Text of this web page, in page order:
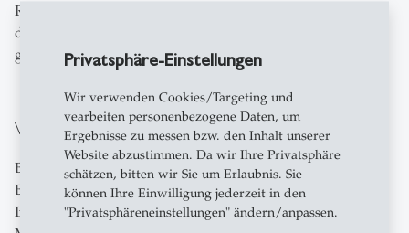
Privatsphäre-Einstellungen
Wir verwenden Cookies/Targeting und
vearbeiten personenbezogene Daten, um
Ergebnisse zu messen bzw. den Inhalt unserer
Website abzustimmen. Da wir Ihre Privatsphäre
schätzen, bitten wir Sie um Erlaubnis. Sie
können Ihre Einwilligung jederzeit in den
"Privatsphäreneinstellungen" ändern/anpassen.
Ranking der «Financial Times» vor. Bieger setzte sich für
die regionale Verankerung der HSG ein, war jedoch
genauso bestrebt die globale Expansion weiterzuführen.
Weitere Tätigkeiten
Bieger ist Mitglied in diversen Verwaltungsräten. Zum
Beispiel bei den Appenzeller Bahnen, Roland Berger
International Consultants, Alpine Classic Hotels und